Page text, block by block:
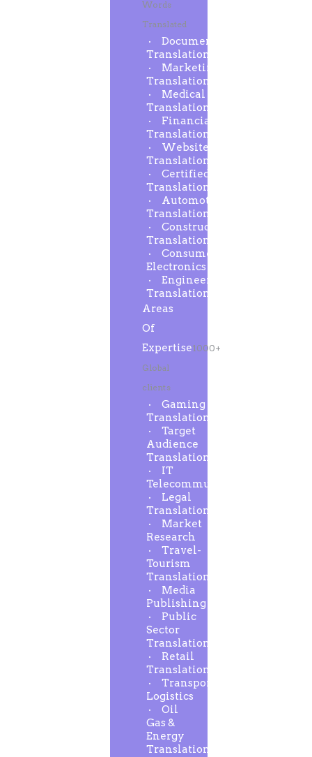
Words
Translated
Document
Translation
Marketing
Translation
Medical
Translation
Financial
Translation
Website
Translation
Certified
Translation
Automotive
Translation
Construction
Translation
Consumer
Electronics
Engineering
Translation
Areas
Of
Expertise1000+
Global
clients
Gaming
Translation
Target
Audience
Translation
IT
Telecommunication
Legal
Translation
Market
Research
Travel-
Tourism
Translation
Media
Publishing
Public
Sector
Translation
Retail
Translation
Transport-
Logistics
Oil
Gas &
Energy
Translation